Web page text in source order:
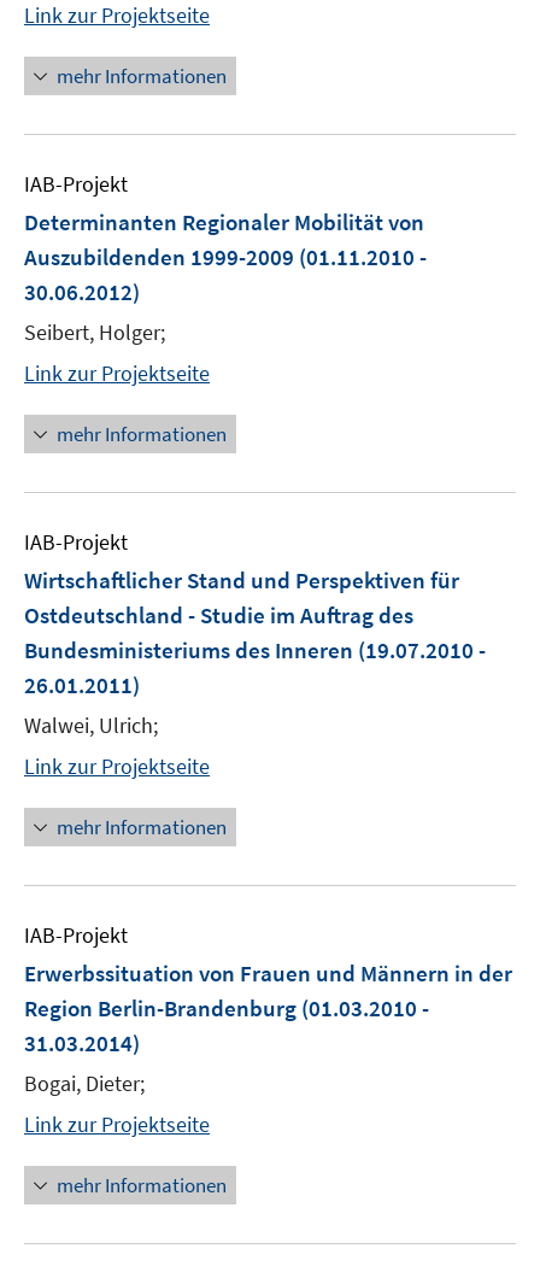
Link zur Projektseite
mehr Informationen
IAB-Projekt
Determinanten Regionaler Mobilität von
Auszubildenden 1999-2009 (01.11.2010 -
30.06.2012)
Seibert, Holger;
Link zur Projektseite
mehr Informationen
IAB-Projekt
Wirtschaftlicher Stand und Perspektiven für
Ostdeutschland - Studie im Auftrag des
Bundesministeriums des Inneren (19.07.2010 -
26.01.2011)
Walwei, Ulrich;
Link zur Projektseite
mehr Informationen
IAB-Projekt
Erwerbssituation von Frauen und Männern in der
Region Berlin-Brandenburg (01.03.2010 -
31.03.2014)
Bogai, Dieter;
Link zur Projektseite
mehr Informationen